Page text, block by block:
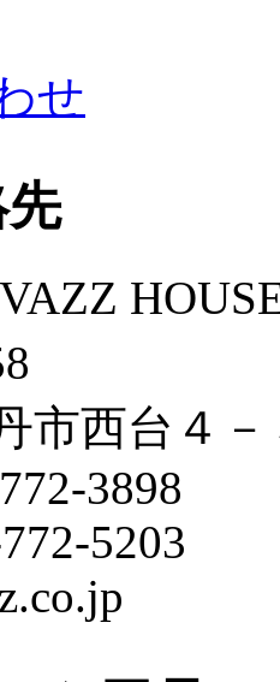
せ
市西台４
3898
5203